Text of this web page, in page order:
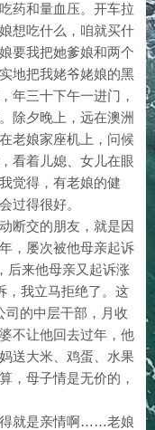
药和量血压。开车拉
想吃什么，咱就买什
要我把她爹娘和两个
地把我姥爷姥娘的黑
年三十下午一进门，
除夕晚上，远在澳洲
老娘家座机上，问候
看着儿媳、女儿在眼
觉得，有老娘的健
过得很好。
断交的朋友，就是因
，屡次被他母亲起诉
后来他母亲又起诉涨
，我立马拒绝了。这
司的中层干部，月收
不让他回去过年，他
送大米、鸡蛋、水果
，母子情是无价的，
得就是亲情啊……老娘